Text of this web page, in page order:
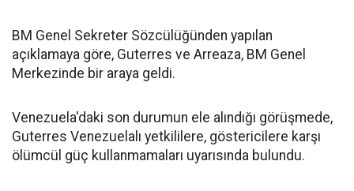
BM Genel Sekreter Sözcülüğünden yapılan
açıklamaya göre, Guterres ve Arreaza, BM Genel
Merkezinde bir araya geldi.
Venezuela'daki son durumun ele alındığı görüşmede,
Guterres Venezuelalı yetkililere, göstericilere karşı
ölümcül güç kullanmamaları uyarısında bulundu.